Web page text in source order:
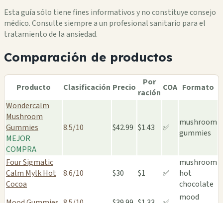
Esta guía sólo tiene fines informativos y no constituye consejo
médico. Consulte siempre a un profesional sanitario para el
tratamiento de la ansiedad.
Comparación de productos
Producto Clasificación Precio
Por
ración COA Formato
Wondercalm
Mushroom
Gummies
MEJOR
COMPRA
8.5/10 $42.99 $1.43 ✅
mushroom
gummies
Four Sigmatic
Calm Mylk Hot
Cocoa
8.6/10 $30 $1 ✅
mushroom
hot
chocolate
mood